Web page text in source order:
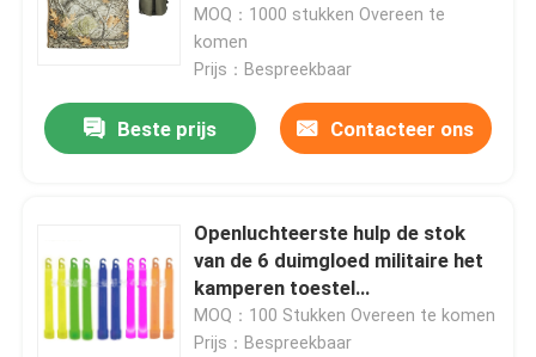
Openluchtvistuig
Waterdichte Berijdende Handschoenen
Moderne Militaire Modellen
Douane Militaire Eenvormig
Button Multifunctional Quilt
MOQ：1000 stukken Overeen te
komen
Prijs：Bespreekbaar
Beste prijs Contacteer ons
Openluchteerste hulp de stok
van de 6 duimgloed militaire het
kamperen toestel
visserijverlichting
MOQ：100 Stukken Overeen te komen
Prijs：Bespreekbaar